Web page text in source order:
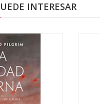
INTERESAR